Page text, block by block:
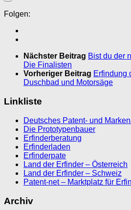
Folgen:
Nächster Beitrag Bist du der
Die Finalisten
Vorheriger Beitrag Erfindung
Duschbad und Motorsäge
Linkliste
Deutsches Patent- und
Die Prototypenbauer
Erfinderberatung
Erfinderladen
Erfinderpate
Land der Erfinder – Österreich
Land der Erfinder – Schweiz
Patent-net – Marktplatz für
Archiv